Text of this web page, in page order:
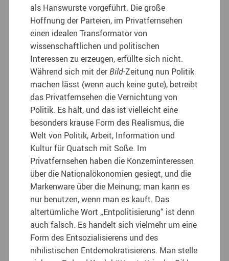
als Hanswurste vorgeführt. Die große
Hoffnung der Parteien, im Privatfernsehen
einen idealen Transformator von
wissenschaftlichen und politischen
Interessen zu erzeugen, erfüllte sich nicht.
Während sich mit derBild-Zeitung nun Politik
machen lässt (wenn auch keine gute), betreibt
das Privatfernsehen die Vernichtung von
Politik. Es hält, und das ist vielleicht eine
besonders krause Form des Realismus, die
Welt von Politik, Arbeit, Information und
Kultur für Quatsch mit Soße. Im
Privatfernsehen haben die Konzerninteressen
über die Nationalökonomien gesiegt, und die
Markenware über die Meinung; man kann es
nur benutzen, wenn man es kauft. Das
altertümliche Wort „Entpolitisierung“ ist denn
auch falsch. Es handelt sich vielmehr um eine
Form des Entsozialisierens und des
nihilistischen Entdemokratisierens. Man stelle